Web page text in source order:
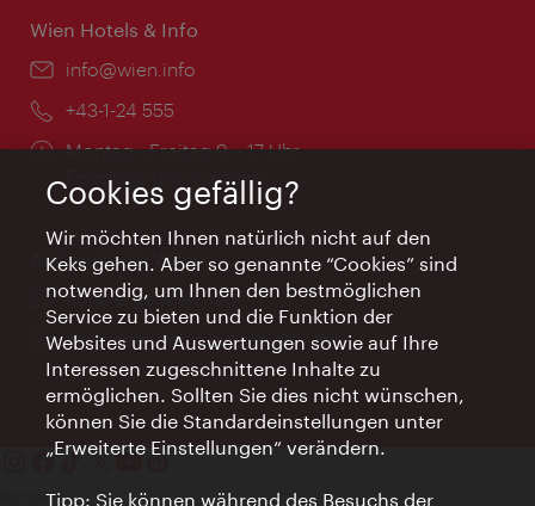
Wien Hotels & Info
Email:
info@wien.info
Telefon:
+43-1-24 555
Öffnungszeiten:
Montag - Freitag 9 – 17 Uhr
Feiertags geschlossen
AI Concierge Wien
Ort:
concierge.wien.info
Öffnungszeiten:
Informationen rund um die Uhr
Kontakt
Cookies gefällig?
Wir möchten Ihnen natürlich nicht auf den
Keks gehen. Aber so genannte “Cookies” sind
notwendig, um Ihnen den bestmöglichen
Service zu bieten und die Funktion der
Websites und Auswertungen sowie auf Ihre
Interessen zugeschnittene Inhalte zu
ermöglichen. Sollten Sie dies nicht wünschen,
können Sie die Standardeinstellungen unter
„Erweiterte Einstellungen“ verändern.
Tipp: Sie können während des Besuchs der